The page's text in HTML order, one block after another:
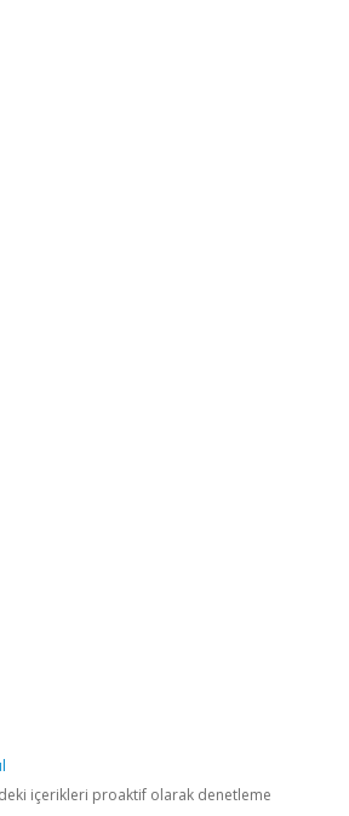
içerikleri proaktif olarak denetleme